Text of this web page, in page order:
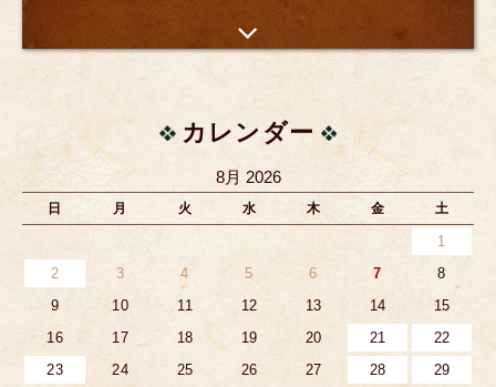
カレンダー
8月 2026
日 月 火 水 木 金 土
1
2
3 4 5 6 7
8
9
10 11 12 13 14
15
16
17 18 19 20 21
22
23
24 25 26 27 28
29